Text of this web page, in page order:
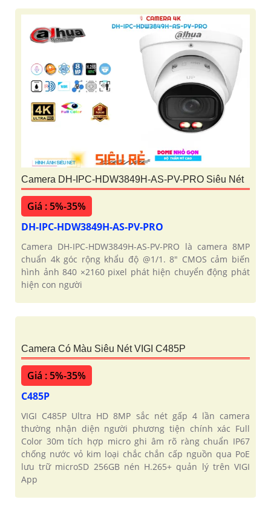
✴ DH-IPC-HDBW3849EP-AS-IL Camera
Giá Rẻ
Giá : 5%-35%
Camera Thân VIGI C320I Giá Rẻ
Giá : 5%-35%
Giá : 5%-35%
DH-IPC-HDW3849H-AS-PV-PRO
Camera DH-IPC-HDW3849H-AS-PV-PRO là camera 8MP
chuẩn 4k góc rộng khẩu độ @1/1. 8" CMOS cảm biến
hình ảnh 840 ×2160 pixel phát hiện chuyển động phát
hiện con người